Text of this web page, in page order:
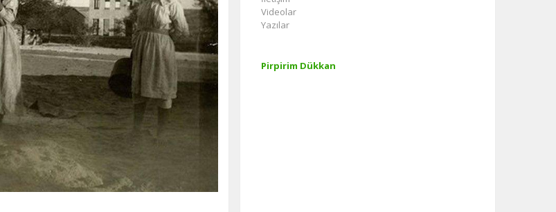
Videolar
Yazılar
Pirpirim Dükkan